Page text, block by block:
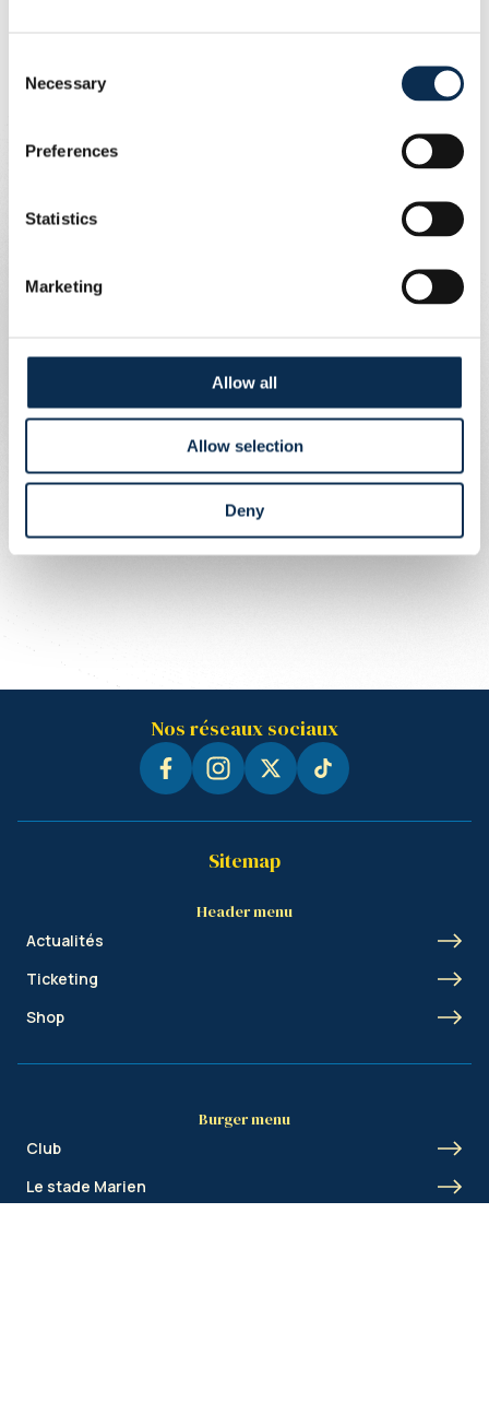
Selection
Necessary
Preferences
Statistics
Marketing
Allow all
Allow selection
Deny
Nos réseaux sociaux
Sitemap
Header menu
Actualités
Ticketing
Shop
Burger menu
Club
Le stade Marien